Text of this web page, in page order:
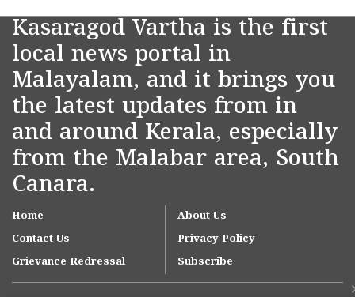
Kasaragod Vartha is the first
local news portal in
Malayalam, and it brings you
the latest updates from in
and around Kerala, especially
from the Malabar area, South
Canara.
Home
About Us
Contact Us
Privacy Policy
Grievance Redressal
Subscribe